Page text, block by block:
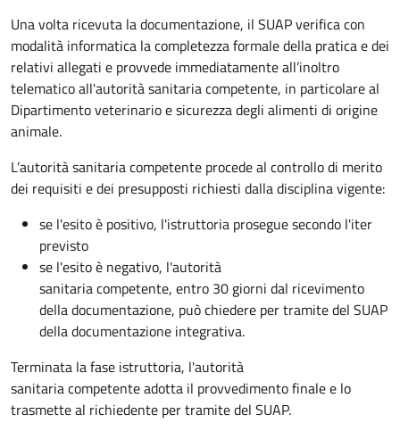
Una volta ricevuta la documentazione, il SUAP verifica con
modalità informatica la completezza formale della pratica e dei
relativi allegati e provvede immediatamente all’inoltro
telematico all'autorità sanitaria competente, in particolare al
Dipartimento veterinario e sicurezza degli alimenti di origine
animale.
L’autorità sanitaria competente procede al controllo di merito
dei requisiti e dei presupposti richiesti dalla disciplina vigente:
se l'esito è positivo, l'istruttoria prosegue secondo l'iter
previsto
se l'esito è negativo, l'autorità
sanitaria competente, entro 30 giorni dal ricevimento
della documentazione, può chiedere per tramite del SUAP
della documentazione integrativa.
Terminata la fase istruttoria, l'autorità
sanitaria competente adotta il provvedimento finale e lo
trasmette al richiedente per tramite del SUAP.